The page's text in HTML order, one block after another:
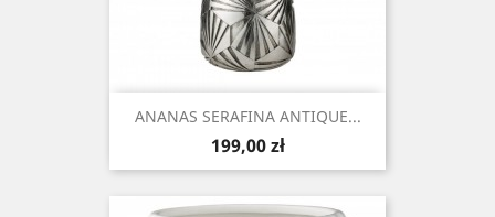
ANANAS SERAFINA ANTIQUE...
Cena
199,00 zł